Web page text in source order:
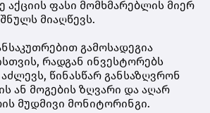
აქციის ფასი მომხმარებლის მიერ
მიაღწევს.
გამოსადეგია
რადგან ინვესტორებს
წინასწარ განსაზღვრონ
ან მოგების ზღვარი და აღარ
მუდმივი მონიტორინგი.